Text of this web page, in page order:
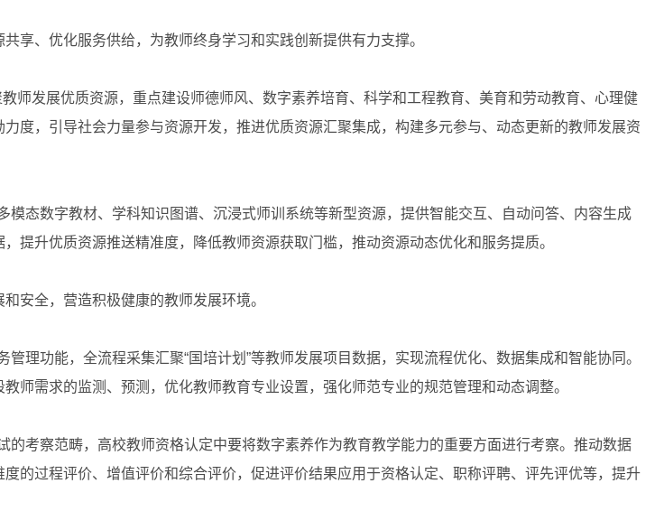
、优化服务供给，为教师终身学习和实践创新提供有力支撑。
发展优质资源，重点建设师德师风、数字素养培育、科学和工程教育、美育和劳动教育、心理健
度，引导社会力量参与资源开发，推进优质资源汇聚集成，构建多元参与、动态更新的教师发展资
数字教材、学科知识图谱、沉浸式师训系统等新型资源，提供智能交互、自动问答、内容生成
提升优质资源推送精准度，降低教师资源获取门槛，推动资源动态优化和服务提质。
全，营造积极健康的教师发展环境。
功能，全流程采集汇聚“国培计划”等教师发展项目数据，实现流程优化、数据集成和智能协同。
师需求的监测、预测，优化教师教育专业设置，强化师范专业的规范管理和动态调整。
察范畴，高校教师资格认定中要将数字素养作为教育教学能力的重要方面进行考察。推动数据
的过程评价、增值评价和综合评价，促进评价结果应用于资格认定、职称评聘、评先评优等，提升